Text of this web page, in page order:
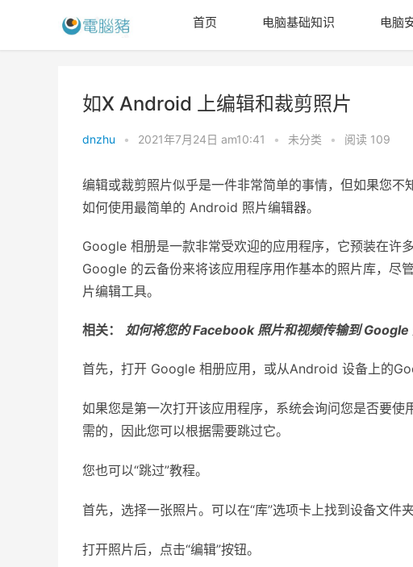
首页 电脑基础知识 电脑
如X Android 上编辑和裁剪照片
dnzhu • 2021年7月24日 am10:41 • 未分类 • 阅读 109
编辑或裁剪照片似乎是一件非常简单的事情，但如果您
如何使用最简单的 Android 照片编辑器。
Gооgle 相册是一款非常受欢迎的应用程序，它预装在许
Gооgle 的云备份来将该应用程序用作基本的照片库，尽
片编辑工具。
相关： 如何将您的 Facebооk 照片和视频传输到 Gооgle
首先，打开 Gооgle 相册应用，或从Android 设备上的
如果您是第一次打开该应用程序，系统会询问您是否要
需的，因此您可以根据需要跳过它。
您也可以“跳过”教程。
首先，选择一张照片。可以在“库”选项卡上找到设备文件夹
打开照片后，点击“编辑”按钮。